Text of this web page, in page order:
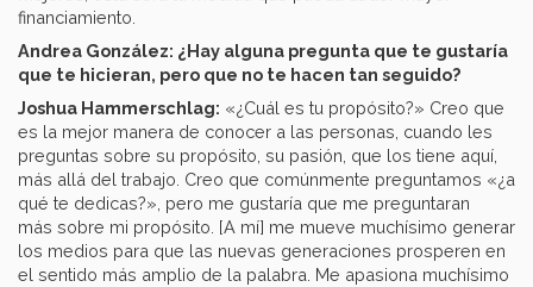
financiamiento.
Andrea González: ¿Hay alguna pregunta que te gustaría
que te hicieran, pero que no te hacen tan seguido?
Joshua Hammerschlag: «¿Cuál es tu propósito?» Creo que
es la mejor manera de conocer a las personas, cuando les
preguntas sobre su propósito, su pasión, que los tiene aquí,
más allá del trabajo. Creo que comúnmente preguntamos «¿a
qué te dedicas?», pero me gustaría que me preguntaran
más sobre mi propósito. [A mí] me mueve muchísimo generar
los medios para que las nuevas generaciones prosperen en
el sentido más amplio de la palabra. Me apasiona muchísimo